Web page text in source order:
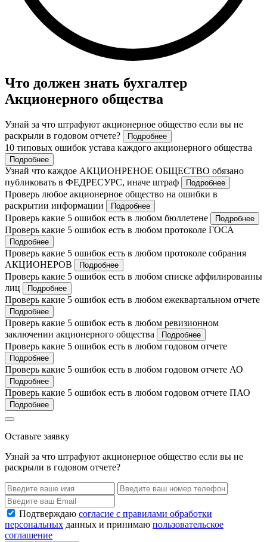
Что должен знать бухгалтер
Акционерного общества
Узнай за что штрафуют акционерное общество если вы не
раскрыли в годовом отчете?
Подробнее
10 типовых ошибок устава каждого акционерного общества
Подробнее
Узнай что каждое АКЦИОНРЕНОЕ ОБЩЕСТВО обязано
публиковать в ФЕДРЕСУРС, иначе штраф
Подробнее
Проверь любое акционерное общество на ошибки в
раскрытии информации
Подробнее
Проверь какие 5 ошибок есть в любом бюллетене Подробнее
Проверь какие 5 ошибок есть в любом протоколе ГОСА
Подробнее
Проверь какие 5 ошибок есть в любом протоколе собрания
АКЦИОНЕРОВ
Подробнее
Проверь какие 5 ошибок есть в любом списке аффилированны
лиц
Подробнее
Проверь какие 5 ошибок есть в любом ежеквартальном отчете
Подробнее
Проверь какие 5 ошибок есть в любом ревизионном
заключении акционерного общества
Подробнее
Проверь какие 5 ошибок есть в любом годовом отчете
Подробнее
Проверь какие 5 ошибок есть в любом годовом отчете АО
Подробнее
Проверь какие 5 ошибок есть в любом годовом отчете ПАО
Подробнее
Оставьте заявку
Узнай за что штрафуют акционерное общество если вы не
раскрыли в годовом отчете?
Подтверждаю согласие с правилами обработки
персональных данных и принимаю пользовательское
соглашение